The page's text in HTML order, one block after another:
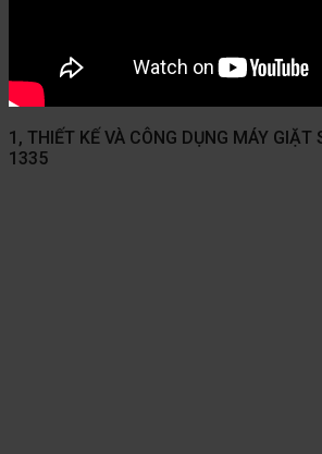
1, THIẾT KẾ VÀ CÔNG DỤNG MÁY GIẶT
1335